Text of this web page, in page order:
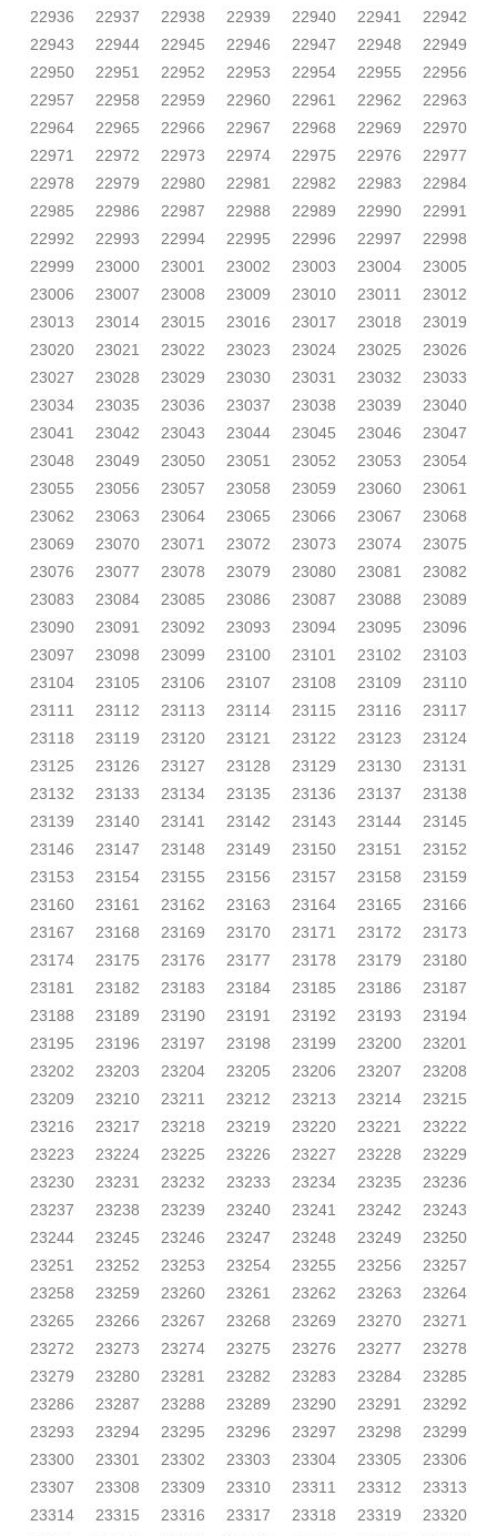
22936
22937 22938 22939 22940 22941
22942
22943
22944 22945 22946 22947 22948
22949
22950
22951 22952 22953 22954 22955
22956
22957
22958 22959 22960 22961 22962
22963
22964
22965 22966 22967 22968 22969
22970
22971
22972 22973 22974 22975 22976
22977
22978
22979 22980 22981 22982 22983
22984
22985
22986 22987 22988 22989 22990
22991
22992
22993 22994 22995 22996 22997
22998
22999
23000 23001 23002 23003 23004
23005
23006
23007 23008 23009 23010 23011
23012
23013
23014 23015 23016 23017 23018
23019
23020
23021 23022 23023 23024 23025
23026
23027
23028 23029 23030 23031 23032
23033
23034
23035 23036 23037 23038 23039
23040
23041
23042 23043 23044 23045 23046
23047
23048
23049 23050 23051 23052 23053
23054
23055
23056 23057 23058 23059 23060
23061
23062
23063 23064 23065 23066 23067
23068
23069
23070 23071 23072 23073 23074
23075
23076
23077 23078 23079 23080 23081
23082
23083
23084 23085 23086 23087 23088
23089
23090
23091 23092 23093 23094 23095
23096
23097
23098 23099 23100 23101 23102
23103
23104
23105 23106 23107 23108 23109
23110
23111
23112 23113 23114 23115 23116
23117
23118
23119 23120 23121 23122 23123
23124
23125
23126 23127 23128 23129 23130
23131
23132
23133 23134 23135 23136 23137
23138
23139
23140 23141 23142 23143 23144
23145
23146
23147 23148 23149 23150 23151
23152
23153
23154 23155 23156 23157 23158
23159
23160
23161 23162 23163 23164 23165
23166
23167
23168 23169 23170 23171 23172
23173
23174
23175 23176 23177 23178 23179
23180
23181
23182 23183 23184 23185 23186
23187
23188
23189 23190 23191 23192 23193
23194
23195
23196 23197 23198 23199 23200
23201
23202
23203 23204 23205 23206 23207
23208
23209
23210 23211 23212 23213 23214
23215
23216
23217 23218 23219 23220 23221
23222
23223
23224 23225 23226 23227 23228
23229
23230
23231 23232 23233 23234 23235
23236
23237
23238 23239 23240 23241 23242
23243
23244
23245 23246 23247 23248 23249
23250
23251
23252 23253 23254 23255 23256
23257
23258
23259 23260 23261 23262 23263
23264
23265
23266 23267 23268 23269 23270
23271
23272
23273 23274 23275 23276 23277
23278
23279
23280 23281 23282 23283 23284
23285
23286
23287 23288 23289 23290 23291
23292
23293
23294 23295 23296 23297 23298
23299
23300
23301 23302 23303 23304 23305
23306
23307
23308 23309 23310 23311 23312
23313
23314
23315 23316 23317 23318 23319
23320